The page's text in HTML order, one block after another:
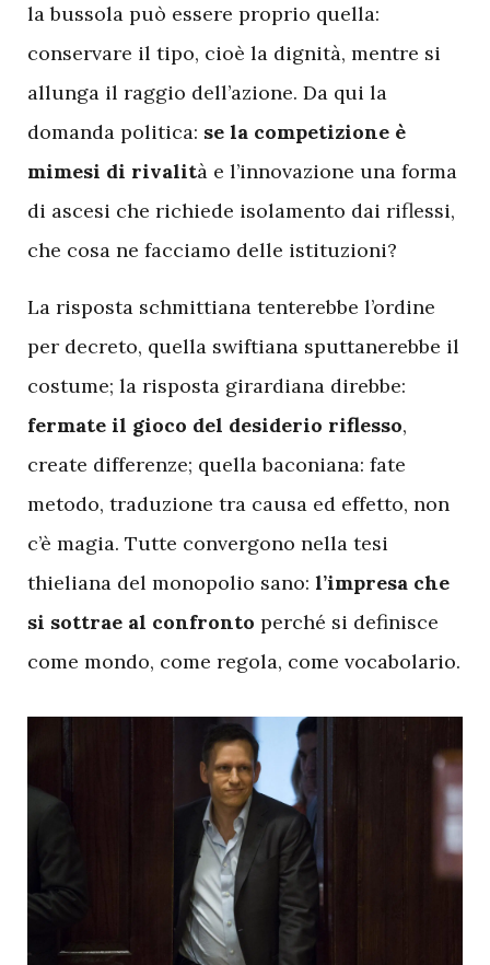
la bussola può essere proprio quella:
conservare il tipo, cioè la dignità, mentre si
allunga il raggio dell’azione. Da qui la
domanda politica: se la competizione è
mimesi di rivalità e l’innovazione una forma
di ascesi che richiede isolamento dai riflessi,
che cosa ne facciamo delle istituzioni?
La risposta schmittiana tenterebbe l’ordine
per decreto, quella swiftiana sputtanerebbe il
costume; la risposta girardiana direbbe:
fermate il gioco del desiderio riflesso,
create differenze; quella baconiana: fate
metodo, traduzione tra causa ed effetto, non
c’è magia. Tutte convergono nella tesi
thieliana del monopolio sano: l’impresa che
si sottrae al confronto perché si definisce
come mondo, come regola, come vocabolario.